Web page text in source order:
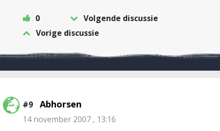
0
Volgende discussie
Vorige discussie
#9 Abhorsen
14 november 2007 , 13:16